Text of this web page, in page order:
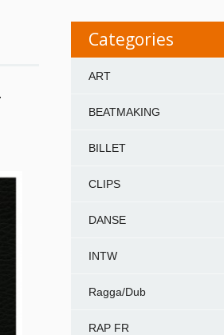
Categories
ART
BEATMAKING
BILLET
CLIPS
DANSE
INTW
Ragga/Dub
RAP FR